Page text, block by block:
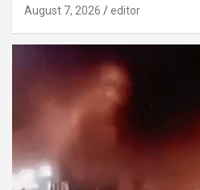
August 7, 2026 editor